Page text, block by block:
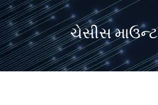
ચેસીસ માઉન્ટ